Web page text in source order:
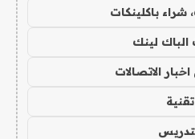
شراء باكلينكات
الباك لينك
الاتصالات
تقنية